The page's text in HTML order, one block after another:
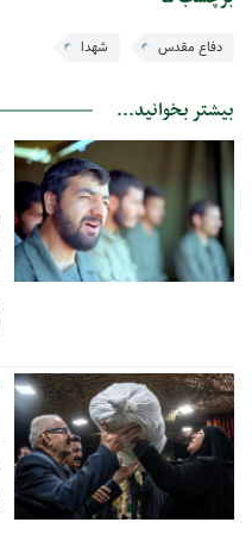
دفاع مقدس شهدا
بیشتر بخوانید...